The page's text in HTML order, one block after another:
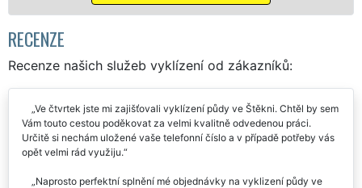
RECENZE
Recenze našich služeb vyklízení od zákazníků:
Ve čtvrtek jste mi zajišťovali vyklízení půdy ve Štěkni. Chtěl by sem
Vám touto cestou poděkovat za velmi kvalitně odvedenou práci.
Určitě si nechám uložené vaše telefonní číslo a v případě potřeby vás
opět velmi rád využiju.
Naprosto perfektní splnění mé objednávky na vyklizení půdy ve